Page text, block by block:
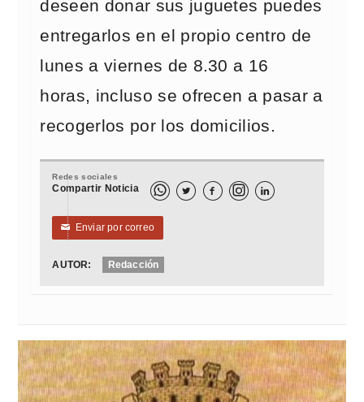
deseen donar sus juguetes puedes
entregarlos en el propio centro de
lunes a viernes de 8.30 a 16
horas, incluso se ofrecen a pasar a
recogerlos por los domicilios.
Redes sociales
Compartir Noticia   
✉ Enviar por correo
AUTOR: Redacción